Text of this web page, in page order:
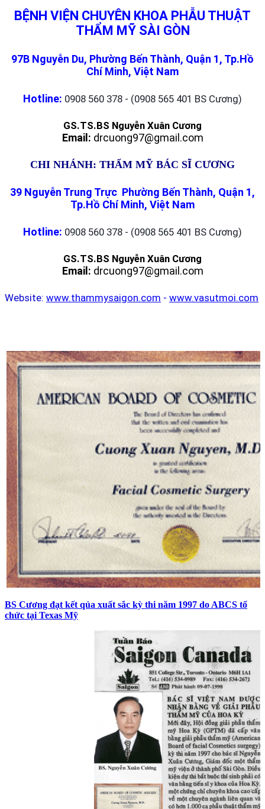
BỆNH VIỆN CHUYÊN KHOA PHẪU THUẬT
THẨM MỸ SÀI GÒN
97B Nguyễn Du, Phường Bến Thành, Quận 1, Tp.Hồ
Chí Minh, Việt Nam
Hotline: 0908 560 378 - (0908 565 401 BS Cương)
GS.TS.BS Nguyễn Xuân Cương
Email: drcuong97@gmail.com
CHI NHÁNH: THẨM MỸ BÁC SĨ CƯƠNG
39 Nguyễn Trung Trực Phường Bến Thành, Quận 1,
Tp.Hồ Chí Minh, Việt Nam
Hotline: 0908 560 378 - (0908 565 401 BS Cương)
GS.TS.BS Nguyễn Xuân Cương
Email: drcuong97@gmail.com
Website: www.thammysaigon.com - www.vasutmoi.com
BS Cương đạt kết qủa xuất sắc kỳ thi năm 1997 do ABCS tổ
chức tại Texas Mỹ